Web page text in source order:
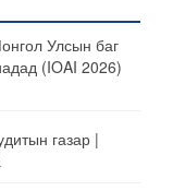
Улсын баг
(IOAI 2026)
газар |